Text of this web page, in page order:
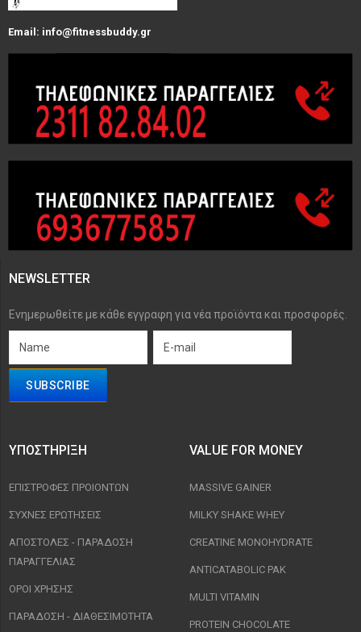
Email: info@fitnessbuddy.gr
NEWSLETTER
Ενημερωθείτε με κάθε εγγραφη για νέα προϊόντα και προσφορές.
ΥΠΟΣΤΉΡΙΞΗ
ΕΠΙΣΤΡΟΦΈΣ ΠΡΟΙΟΝΤΩΝ
ΣΥΧΝΈΣ ΕΡΩΤΉΣΕΙΣ
ΑΠΟΣΤΟΛΈΣ - ΠΑΡΆΔΟΣΗ
ΠΑΡΑΓΓΕΛΊΑΣ
ΟΡΟΙ ΧΡΉΣΗΣ
ΠΑΡΑΔΟΣΗ - ΔΙΑΘΕΣΙΜΌΤΗΤΑ
VALUE FOR MONEY
MASSIVE GAINER
MILKY SHAKE WHEY
CREATINE MONOHYDRATE
ANTICATABOLIC PAK
MULTI VITAMIN
PROTEIN CHOCOLATE